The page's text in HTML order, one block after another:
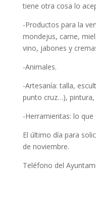
tiene otra cosa lo
-Productos para la
mondejus, carne,
vino, jabones y
-Animales.
-Artesanía: talla,
punto cruz…), pintura,
-Herramientas: lo
El último día para
de noviembre.
Teléfono del